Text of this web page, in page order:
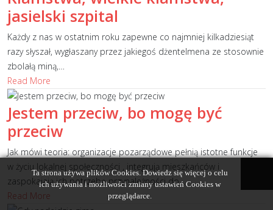
jasielski szpital
Każdy z nas w ostatnim roku zapewne co najmniej kilkadziesiąt
razy słyszał, wygłaszany przez jakiegoś dżentelmena ze stosownie
zbolałą miną,…
Read More
Jestem przeciw, bo mogę być
przeciw
Jak mówi teoria: organizacje pozarządowe pełnią istotne funkcje
w życiu lokalnej społeczności , integrują mieszkańców i
zaspokajają ich potrzebę przynależności do…
Read More
Ta strona używa plików Cookies. Dowiedz się więcej o celu
ich używania i możliwości zmiany ustawień Cookies w
przeglądarce.